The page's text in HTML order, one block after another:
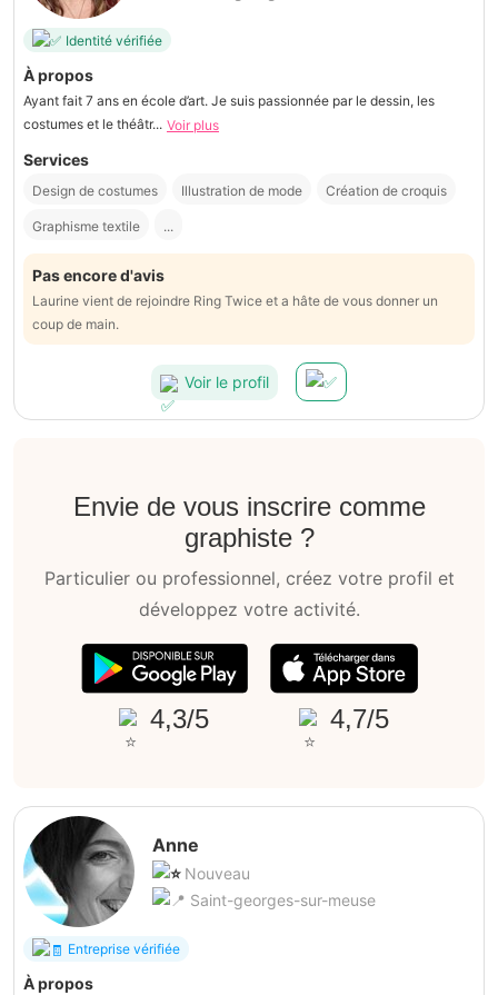
Identité vérifiée
À propos
Ayant fait 7 ans en école d’art. Je suis passionnée par le dessin, les
costumes et le théâtr... Voir plus
Services
Design de costumes Illustration de mode Création de croquis
Graphisme textile ...
Pas encore d'avis
Laurine vient de rejoindre Ring Twice et a hâte de vous donner un
coup de main.
Voir le profil
Envie de vous inscrire comme
graphiste ?
Particulier ou professionnel, créez votre profil et
développez votre activité.
4,3/5 4,7/5
Anne
Nouveau
Saint-georges-sur-meuse
Entreprise vérifiée
À propos